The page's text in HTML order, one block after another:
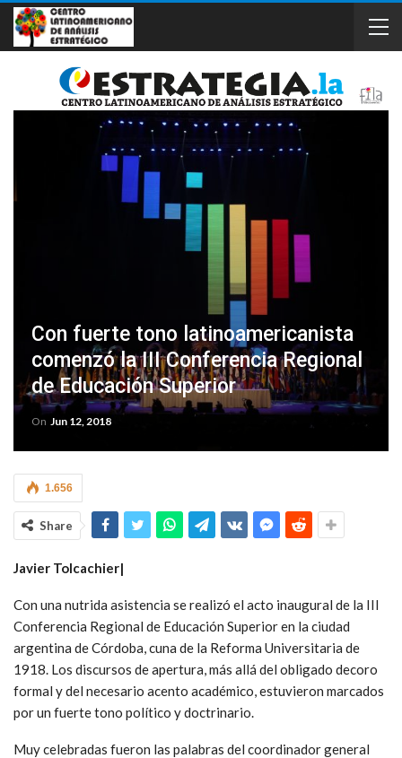
Con fuerte tono latinoamericanista
comenzó la III Conferencia Regional
de Educación Superior
On Jun 12, 2018
1.656
Share
Javier Tolcachier|
Con una nutrida asistencia se realizó el acto inaugural de la III
Conferencia Regional de Educación Superior en la ciudad
argentina de Córdoba, cuna de la Reforma Universitaria de
1918. Los discursos de apertura, más allá del obligado decoro
formal y del necesario acento académico, estuvieron marcados
por un fuerte tono político y doctrinario.
Muy celebradas fueron las palabras del coordinador general